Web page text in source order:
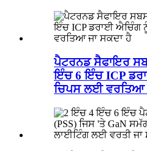
ਪੈਟਰਨਡ ਸੈਫਾਇਰ
ਇੰਚ 6 ਇੰਚ ICP
ਚਿਪਸ ਲਈ ਵਰਤਿਆ